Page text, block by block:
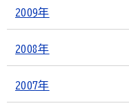
2009年
2008年
2007年